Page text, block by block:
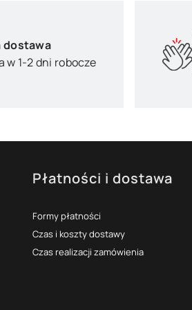
dostawa
w 1-2 dni robocze
Płatności i dostawa
Formy płatności
Czas i koszty dostawy
Czas realizacji zamówienia